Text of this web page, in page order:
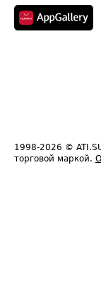
1998-2026 ©
торговой маркой.